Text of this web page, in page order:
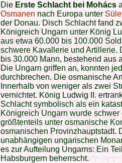
DieErste Schlacht bei Mohács
Osmanennach Europa unter
der Donau. Disch Schlacht fand
Königreich Ungarn unter König
aus etwa 60.000 bis 100.000
schwere Kavallerie und Artillerie.
bis 30.000 Mann, bestehend aus
Die Ungarn griffen an, konnten
durchbrechen. Die osmanische
Innerhalb von weniger als zwei
vernichtet. König Ludwig II.
Schlacht symbolisch als ein
Königreich Ungarn wurde
größtenteils unter osmanische
osmanischen Provinzhauptstadt.
unabhängigen ungarischen
es zur Aufteilung Ungarns: Ein
Habsburgern beherrscht.